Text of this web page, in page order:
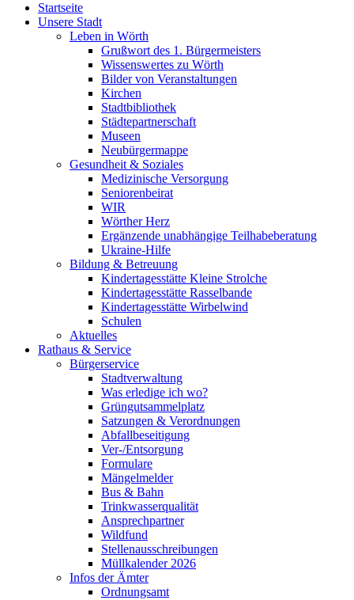
Startseite
Unsere Stadt
Leben in Wörth
Grußwort des 1. Bürgermeisters
Wissenswertes zu Wörth
Bilder von Veranstaltungen
Kirchen
Stadtbibliothek
Städtepartnerschaft
Museen
Neubürgermappe
Gesundheit & Soziales
Medizinische Versorgung
Seniorenbeirat
WIR
Wörther Herz
Ergänzende unabhängige Teilhabeberatung
Ukraine-Hilfe
Bildung & Betreuung
Kindertagesstätte Kleine Strolche
Kindertagesstätte Rasselbande
Kindertagesstätte Wirbelwind
Schulen
Aktuelles
Rathaus & Service
Bürgerservice
Stadtverwaltung
Was erledige ich wo?
Grüngutsammelplatz
Satzungen & Verordnungen
Abfallbeseitigung
Ver-/Entsorgung
Formulare
Mängelmelder
Bus & Bahn
Trinkwasserqualität
Ansprechpartner
Wildfund
Stellenausschreibungen
Müllkalender 2026
Infos der Ämter
Ordnungsamt